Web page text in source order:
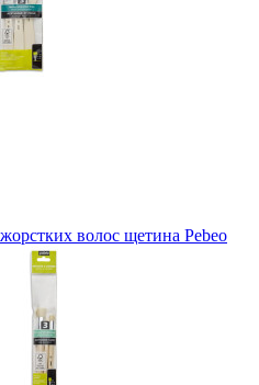
волос щетина Pebeo